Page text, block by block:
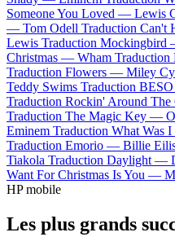
Someone You Loved — Lewis
— Tom Odell Traduction
Lewis Traduction Mockingbird
Christmas — Wham
Traduction Flowers — Miley
Teddy Swims Traduction
Traduction Rockin' Around
Traduction The Magic Key —
Eminem Traduction What Was
Traduction Emorio — Billie
Tiakola Traduction Daylight —
Want For Christmas Is You —
HP mobile
Les plus grands